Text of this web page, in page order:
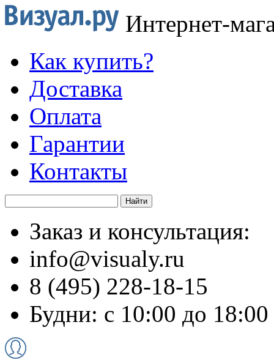
Интернет-
Как купить?
Доставка
Оплата
Гарантии
Контакты
Заказ и консультация:
info@visualy.ru
8 (495) 228-18-15
Будни: с 10:00 до 18:00